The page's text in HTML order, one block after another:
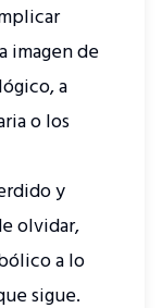
imagen de
a
o los
y
olvidar,
a lo
sigue.